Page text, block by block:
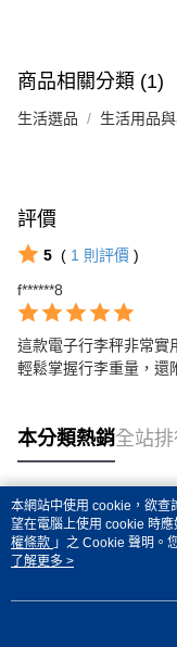
商品相關分類 (1)
生活選品 生活用品
評價
5 ( 1 則評價 )
f******8
這款電子行李秤非常實
輕鬆掌握行李重量，還
本分類熱銷全站排
熱門標籤
本網站中使用 cookie，欲查
望在電腦上使用 cookie 時
權條款 」之 Cookie 聲明。
用條款之 Cookie 聲明使用
了解更多 >